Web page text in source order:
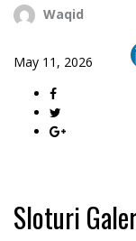
Waqid
May 11, 2026
Sloturi